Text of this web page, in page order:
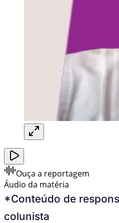
Ouça a reportagem
Áudio da matéria
*Conteúdo de
colunista